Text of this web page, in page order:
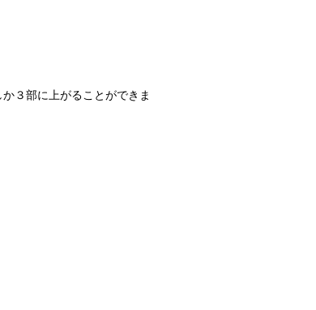
３部に上がることができま